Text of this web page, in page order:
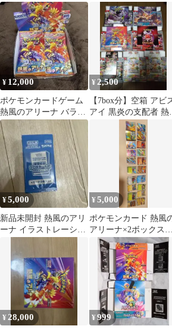
ションコンテスト2024
プロモカード
¥ 12,000
ポケモンカードゲーム
熱風のアリーナ バラパ
ック 21p
¥ 2,500
【7box分】空箱 アビ
アイ 黒炎の支配者 熱
のアリーナ ロケット団
¥5,000
新品未開封 熱風のアリ
ーナ イラストレーショ
モカード
¥5,000
ポケモンカード 熱風
アリーナ×2ボックス分
(レア込み)＆ステラミ
ラクル×2
¥28,000 ¥999